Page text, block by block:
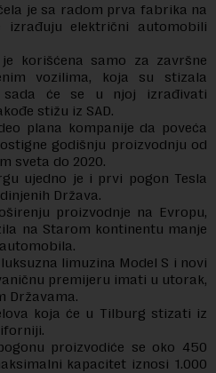
je sa radom prva fabrika na
električni automobili
korišćena samo za završne
vozilima, koja su stizala
sada će se u njoj izrađivati
stižu iz SAD.
plana kompanije da poveća
godišnju proizvodnju od
sveta do 2020.
ujedno je i prvi pogon Tesla
Država.
proizvodnje na Evropu,
na Starom kontinentu manje
limuzina Model S i novi
premijeru imati u utorak,
Državama.
koja će u Tilburg stizati iz
proizvodiće se oko 450
kapacitet iznosi 1.000